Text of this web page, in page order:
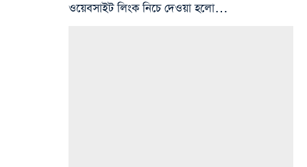
ওয়েবসাইট লিংক নিচে দেওয়া হলো…